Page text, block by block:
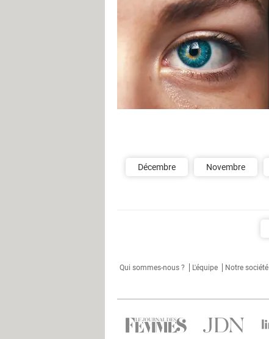
Décembre Novembre
Qui sommes-nous ? L'équipe Notre société